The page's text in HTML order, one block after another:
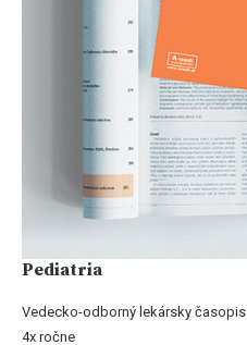
Pediatria
Vedecko-odborný lekársky časopis
4x ročne